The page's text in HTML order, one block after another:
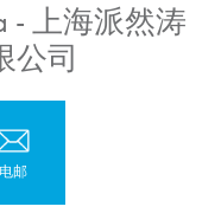
- 上海派然涛
公司